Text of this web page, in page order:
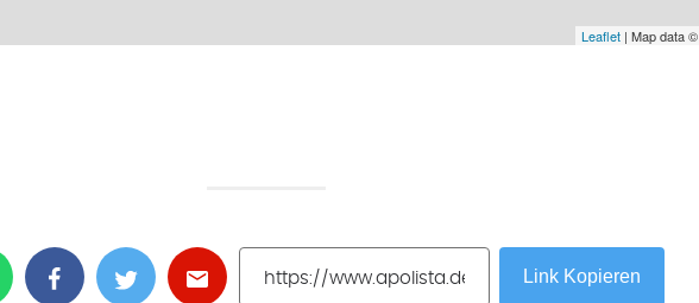
Leaflet| Map data ©
Link Kopieren